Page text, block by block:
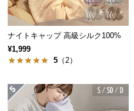
型
商
品
の
配
に
ナイトキャップ 高級シルク100%
¥1,999
5 （2）